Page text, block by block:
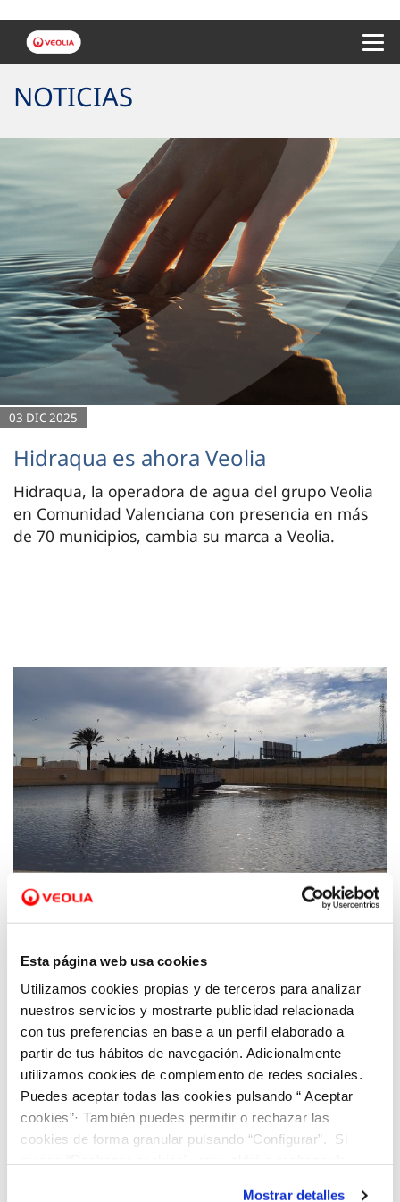
Esta página web usa cookies
Utilizamos cookies propias y de terceros para analizar
nuestros servicios y mostrarte publicidad relacionada
con tus preferencias en base a un perfil elaborado a
partir de tus hábitos de navegación. Adicionalmente
utilizamos cookies de complemento de redes sociales.
Puedes aceptar todas las cookies pulsando “ Aceptar
cookies”· También puedes permitir o rechazar las
cookies de forma granular pulsando “Configurar”. Si
Mostrar detalles
NOTICIAS
03 DIC 2025
Hidraqua es ahora Veolia
Hidraqua, la operadora de agua del grupo Veolia
en Comunidad Valenciana con presencia en más
de 70 municipios, cambia su marca a Veolia.
04 OCT 2021
al compromiso de Hidraqua en la lucha
contra la crisis climática superamos la
generación de energía renovable en 2020”